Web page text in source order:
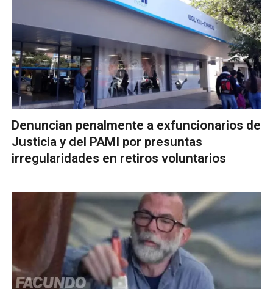
Denuncian penalmente a exfuncionarios de
Justicia y del PAMI por presuntas
irregularidades en retiros voluntarios